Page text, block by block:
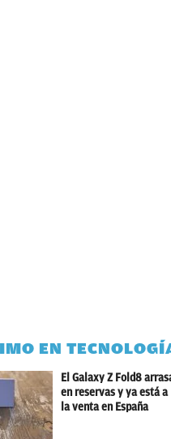
EN
El Galaxy Z Fold8
en reservas y ya está a
la venta en España